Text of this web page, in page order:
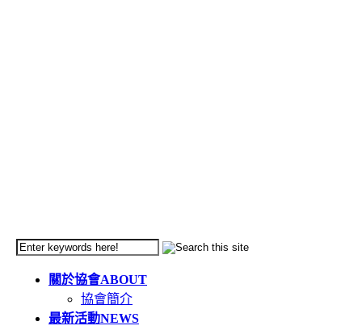
關於協會ABOUT
協會簡介
最新活動NEWS